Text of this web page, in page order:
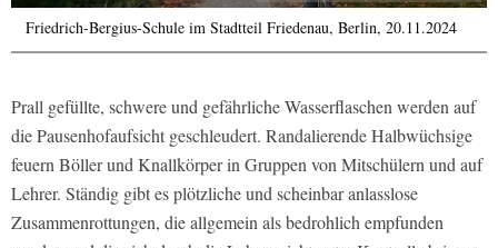
Friedrich-Bergius-Schule im Stadtteil Friedenau, Berlin, 20.11.2024
Prall gefüllte, schwere und gefährliche Wasserflaschen werden auf
die Pausenhofaufsicht geschleudert. Randalierende Halbwüchsige
feuern Böller und Knallkörper in Gruppen von Mitschülern und auf
Lehrer. Ständig gibt es plötzliche und scheinbar anlasslose
Zusammenrottungen, die allgemein als bedrohlich empfunden